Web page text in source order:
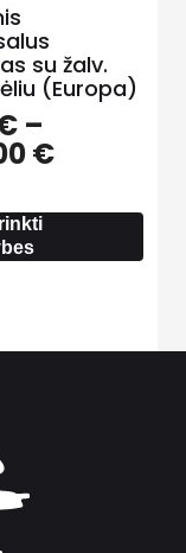
su žalv.
(Europa)
–
€Price
7.20 €
294.00 €